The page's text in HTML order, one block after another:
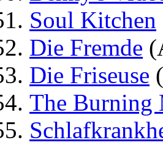
Soul Kitchen
Die Fremde
Die Friseuse
The Burning